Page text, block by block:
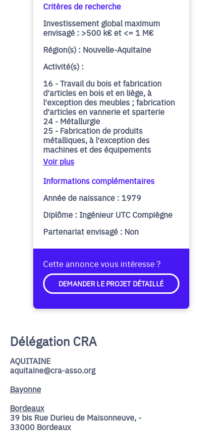
Critères de recherche
Investissement global maximum
envisagé : >500 k€ et <= 1 M€
Région(s) : Nouvelle-Aquitaine
Activité(s) :
16 - Travail du bois et fabrication
d'articles en bois et en liège, à
l'exception des meubles ; fabrication
d'articles en vannerie et sparterie
24 - Métallurgie
25 - Fabrication de produits
métalliques, à l'exception des
machines et des équipements
Voir plus
Informations complémentaires
Année de naissance : 1979
Diplôme : Ingénieur UTC Compiègne
Partenariat envisagé : Non
Cette annonce vous intéresse ?
DEMANDER LE PROJET DÉTAILLÉ
Délégation CRA
AQUITAINE
aquitaine@cra-asso.org
Bayonne
Bordeaux
39 bis Rue Durieu de Maisonneuve, -
33000 Bordeaux